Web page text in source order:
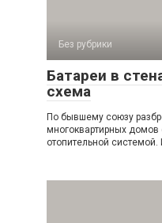
Без рубрики
Батареи в
схема
По бывшему союзу
многоквартирных домов
отопительной системой.